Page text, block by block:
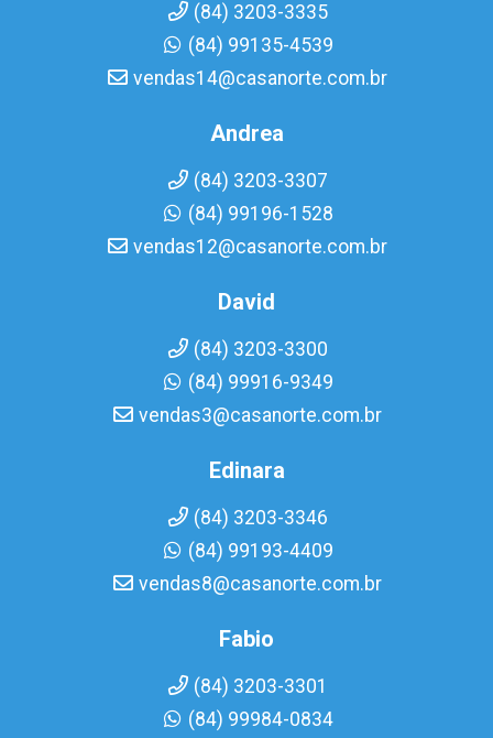
(84) 3203-3335
(84) 99135-4539
vendas14@casanorte.com.br
Andrea
(84) 3203-3307
(84) 99196-1528
vendas12@casanorte.com.br
David
(84) 3203-3300
(84) 99916-9349
vendas3@casanorte.com.br
Edinara
(84) 3203-3346
(84) 99193-4409
vendas8@casanorte.com.br
Fabio
(84) 3203-3301
(84) 99984-0834